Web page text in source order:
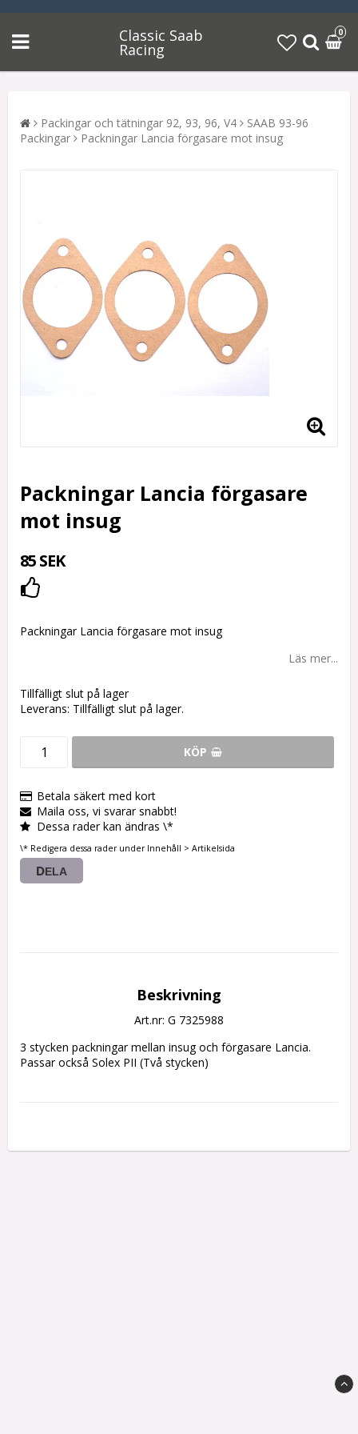
Classic Saab
Racing
0
Packingar och tätningar 92, 93, 96, V4
SAAB 93-96
Packingar
Packningar Lancia förgasare mot insug
Packningar Lancia förgasare
mot insug
85 SEK
Packningar Lancia förgasare mot insug
Läs mer...
Tillfälligt slut på lager
Leverans: Tillfälligt slut på lager.
KÖP
Betala säkert med kort
Maila oss, vi svarar snabbt!
Dessa rader kan ändras \*
\* Redigera dessa rader under Innehåll > Artikelsida
DELA
Beskrivning
Art.nr: G 7325988
3 stycken packningar mellan insug och förgasare Lancia.
Passar också Solex PII (Två stycken)